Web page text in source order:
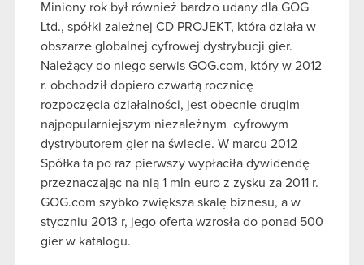
Miniony rok był również bardzo udany dla GOG
Ltd., spółki zależnej CD PROJEKT, która działa w
obszarze globalnej cyfrowej dystrybucji gier.
Należący do niego serwis GOG.com, który w 2012
r. obchodził dopiero czwartą rocznicę
rozpoczęcia działalności, jest obecnie drugim
najpopularniejszym niezależnym cyfrowym
dystrybutorem gier na świecie. W marcu 2012
Spółka ta po raz pierwszy wypłaciła dywidendę
przeznaczając na nią 1 mln euro z zysku za 2011 r.
GOG.com szybko zwiększa skalę biznesu, a w
styczniu 2013 r, jego oferta wzrosła do ponad 500
gier w katalogu.